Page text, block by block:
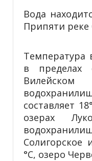
Вода
Припяти
Температура
в
составляет
озерах
Солигорское
°С, озеро